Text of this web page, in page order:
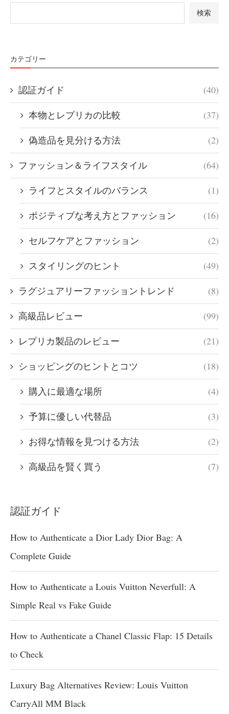
検索
カテゴリー
認証ガイド (40)
本物とレプリカの比較 (37)
偽造品を見分ける方法 (2)
ファッション＆ライフスタイル (64)
ライフとスタイルのバランス (1)
ポジティブな考え方とファッション (16)
セルフケアとファッション (2)
スタイリングのヒント (49)
ラグジュアリーファッショントレンド (8)
高級品レビュー (99)
レプリカ製品のレビュー (21)
ショッピングのヒントとコツ (18)
購入に最適な場所 (4)
予算に優しい代替品 (3)
お得な情報を見つける方法 (2)
高級品を賢く買う (7)
認証ガイド
How to Authenticate a Dior Lady Dior Bag: A
Complete Guide
How to Authenticate a Louis Vuitton Neverfull: A
Simple Real vs Fake Guide
How to Authenticate a Chanel Classic Flap: 15 Details
to Check
Luxury Bag Alternatives Review: Louis Vuitton
CarryAll MM Black